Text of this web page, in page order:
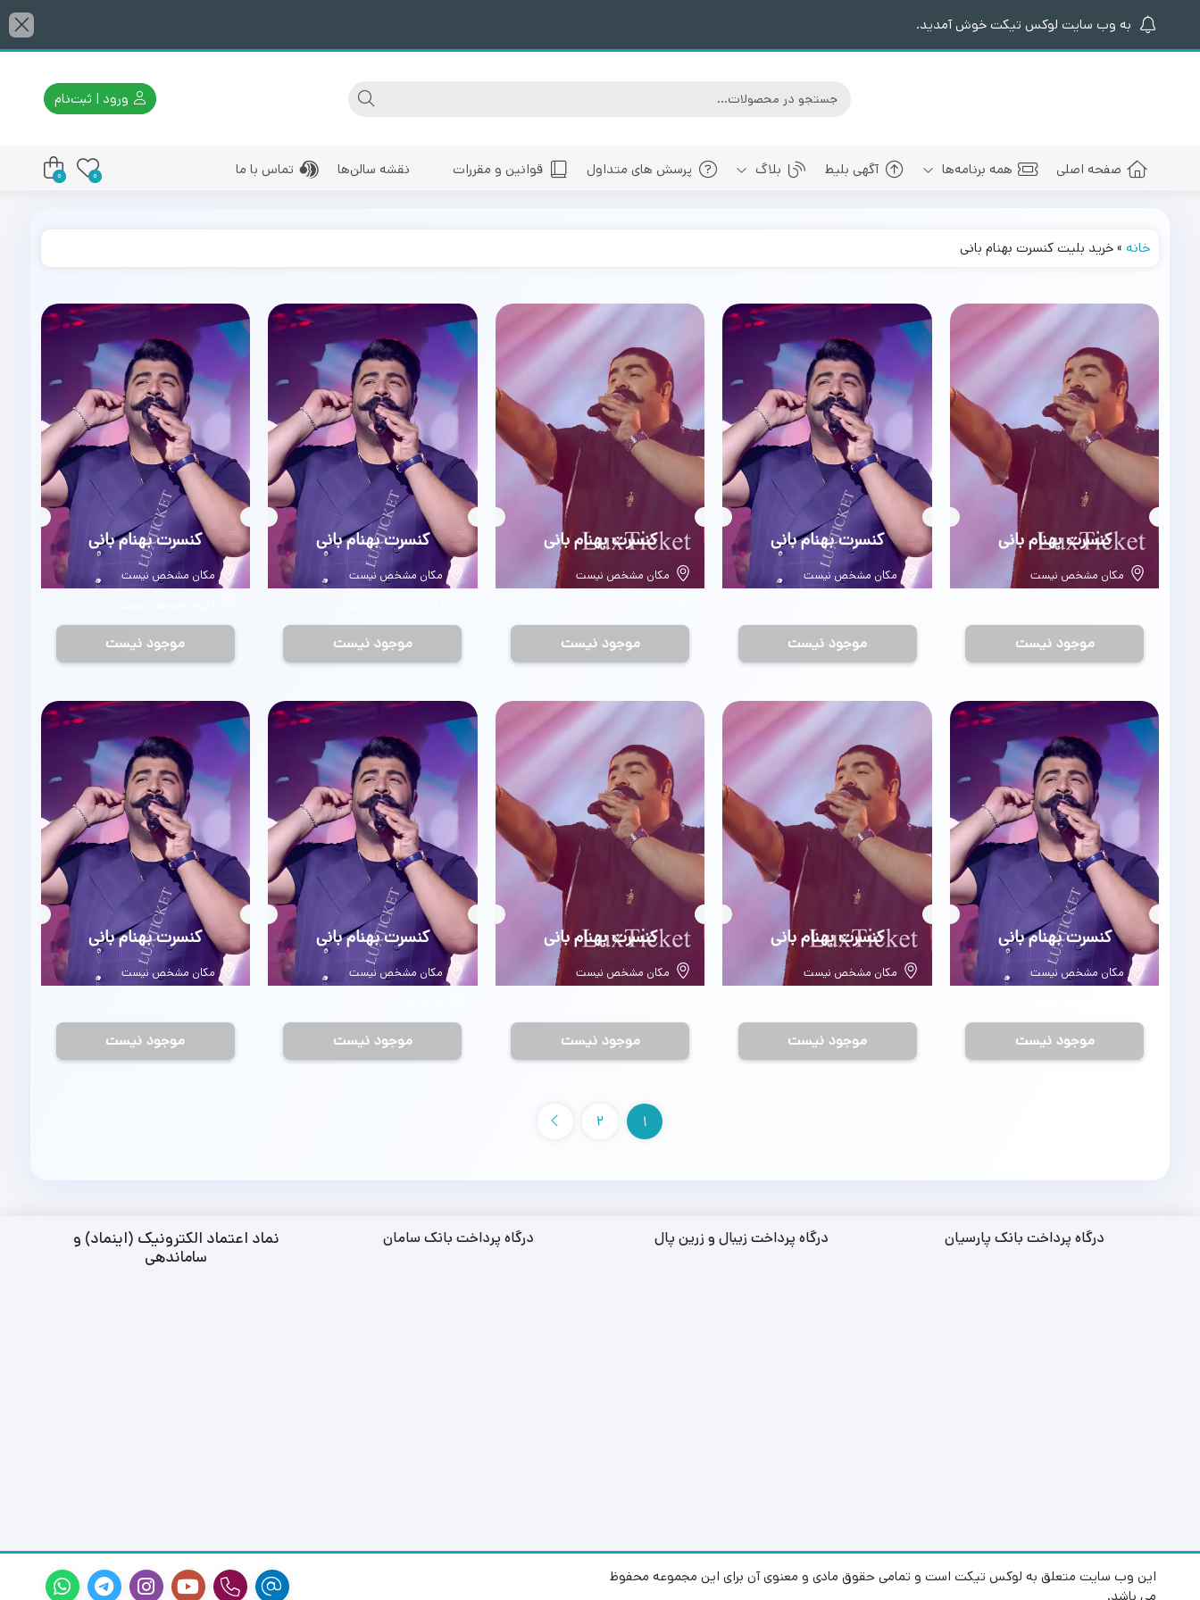
به وب سایت لوکس تیکت خوش آمدید.
ورود | ثبت‌نام
صفحه اصلی همه برنامه‌ها
بلیط کنسرت های پیش رو شیراز
بلیط کنسرت های پیش رو سایر شهرها
آگهی بلیط بلاگ
سالن کنسرت میلاد برج میلاد
سالن کنسرت سیتی سنتر اصفهان
بهنام بانی
رضا صادقی
پرسش های متداول قوانین و مقررات نقشه سالن‌ها تماس با ما 0
0
خانه»خرید بلیت کنسرت بهنام بانی
بلیط
کنسرت بهنام بانی
مکان مشخص نیست
موجود نیست
بلیط
کنسرت بهنام بانی
مکان مشخص نیست
موجود نیست
بلیط
کنسرت بهنام بانی
مکان مشخص نیست
موجود نیست
بلیط
کنسرت بهنام بانی
مکان مشخص نیست
موجود نیست
بلیط
کنسرت بهنام بانی
مکان مشخص نیست
موجود نیست
بلیط
کنسرت بهنام بانی
مکان مشخص نیست
موجود نیست
بلیط
کنسرت بهنام بانی
مکان مشخص نیست
موجود نیست
بلیط
کنسرت بهنام بانی
مکان مشخص نیست
موجود نیست
بلیط
کنسرت بهنام بانی
مکان مشخص نیست
موجود نیست
بلیط
کنسرت بهنام بانی
مکان مشخص نیست
موجود نیست
1
2
درگاه پرداخت بانک پارسیان درگاه پرداخت زیبال و زرین پال درگاه پرداخت بانک سامان
نماد اعتماد الکترونیک (اینماد) و
ساماندهی
این وب سایت متعلق به لوکس تیکت است و تمامی حقوق مادی و معنوی آن برای این مجموعه محفوظ
می باشد.